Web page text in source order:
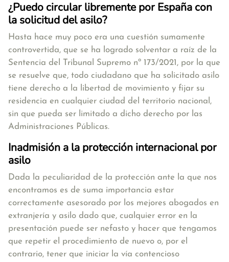
¿Puedo circular libremente por España con
la solicitud del asilo?
Hasta hace muy poco era una cuestión sumamente
controvertida, que se ha logrado solventar a raíz de la
Sentencia del Tribunal Supremo nº 173/2021, por la que
se resuelve que, todo ciudadano que ha solicitado asilo
tiene derecho a la libertad de movimiento y fijar su
residencia en cualquier ciudad del territorio nacional,
sin que pueda ser limitado a dicho derecho por las
Administraciones Públicas.
Inadmisión a la protección internacional por
asilo
Dada la peculiaridad de la protección ante la que nos
encontramos es de suma importancia estar
correctamente asesorado por los mejores abogados en
extranjería y asilo dado que, cualquier error en la
presentación puede ser nefasto y hacer que tengamos
que repetir el procedimiento de nuevo o, por el
contrario, tener que iniciar la vía contencioso